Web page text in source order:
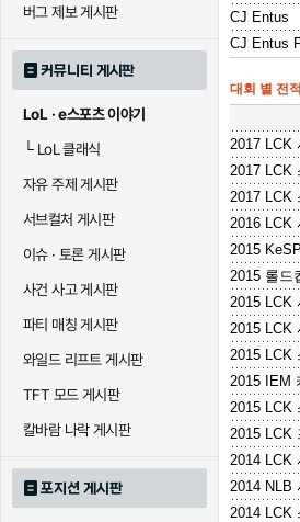
버그 제보 게시판
커뮤니티 게시판
LoL · e스포츠 이야기
└LoL 클래식
자유 주제 게시판
서브컬처 게시판
이슈 · 토론 게시판
사건 사고 게시판
파티 매칭 게시판
와일드 리프트 게시판
TFT 모드 게시판
칼바람 나락 게시판
포지션 게시판
CJ Entus
CJ Entus
대회 별 전적
2017 LCK
2017 LCK
2017 LCK
2016 LCK
2015
2015 롤드
2015 LCK
2015 LCK
2015 LCK
2015 IEM
2015 LCK
2015 LCK
2014 LCK
2014 NLB
2014 LCK